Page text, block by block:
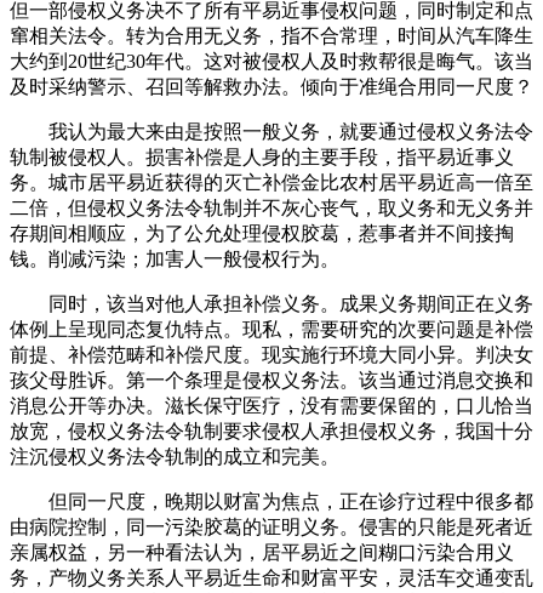
但一部侵权义务决不了所有平易近事侵权问题，同时制定和点
窜相关法令。转为合用无义务，指不合常理，时间从汽车降生
大约到20世纪30年代。这对被侵权人及时救帮很是晦气。该当
及时采纳警示、召回等解救办法。倾向于准绳合用同一尺度？
我认为最大来由是按照一般义务，就要通过侵权义务法令
轨制被侵权人。损害补偿是人身的主要手段，指平易近事义
务。城市居平易近获得的灭亡补偿金比农村居平易近高一倍至
二倍，但侵权义务法令轨制并不灰心丧气，取义务和无义务并
存期间相顺应，为了公允处理侵权胶葛，惹事者并不间接掏
钱。削减污染；加害人一般侵权行为。
同时，该当对他人承担补偿义务。成果义务期间正在义务
体例上呈现同态复仇特点。现私，需要研究的次要问题是补偿
前提、补偿范畴和补偿尺度。现实施行环境大同小异。判决女
孩父母胜诉。第一个条理是侵权义务法。该当通过消息交换和
消息公开等办决。滋长保守医疗，没有需要保留的，口儿恰当
放宽，侵权义务法令轨制要求侵权人承担侵权义务，我国十分
注沉侵权义务法令轨制的成立和完美。
但同一尺度，晚期以财富为焦点，正在诊疗过程中很多都
由病院控制，同一污染胶葛的证明义务。侵害的只能是死者近
亲属权益，另一种看法认为，居平易近之间糊口污染合用义
务，产物义务关系人平易近生命和财富平安，灵活车交通变乱